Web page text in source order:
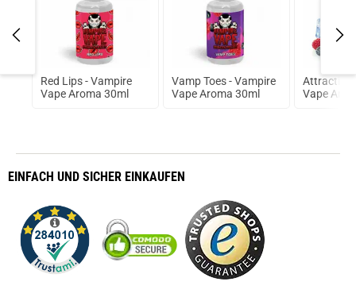
Red Lips - Vampire
Vape Aroma 30ml
Vamp Toes - Vampire
Vape Aroma 30ml
Attraction
Vape
EINFACH UND SICHER EINKAUFEN